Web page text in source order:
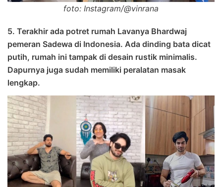
foto: Instagram/@vinrana
5. Terakhir ada potret rumah Lavanya Bhardwaj
pemeran Sadewa di Indonesia. Ada dinding bata dicat
putih, rumah ini tampak di desain rustik minimalis.
Dapurnya juga sudah memiliki peralatan masak
lengkap.